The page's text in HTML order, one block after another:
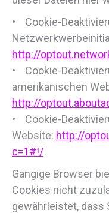
• Cookie-
http://
• Cookie-
amerikanischen
http://
• Cookie-
Website: http://
c=1#!/
Gängige Browser
Cookies nicht
gewährleistet, dass